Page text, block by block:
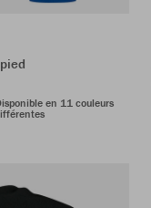
en 11 couleurs